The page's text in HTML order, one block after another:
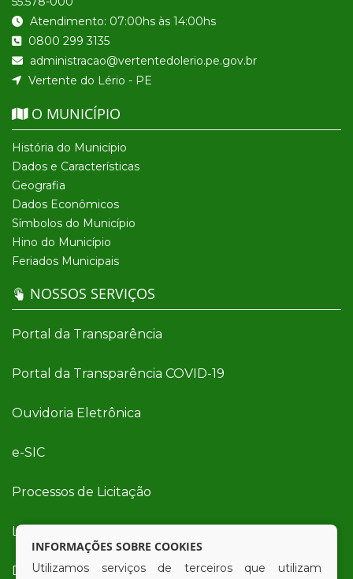
Atendimento: 07:00hs às 14:00hs
0800 299 3135
administracao@vertentedolerio.pe.gov.br
Vertente do Lério - PE
O MUNICÍPIO
História do Município
Dados e Características
Geografia
Dados Econômicos
Símbolos do Município
Hino do Município
Feriados Municipais
NOSSOS SERVIÇOS
Portal da Transparência
Portal da Transparência COVID-19
Ouvidoria Eletrônica
e-SIC
Processos de Licitação
Licitações em Andamento
Diário Oficial
INFORMAÇÕES SOBRE COOKIES
Utilizamos serviços de terceiros que utilizam